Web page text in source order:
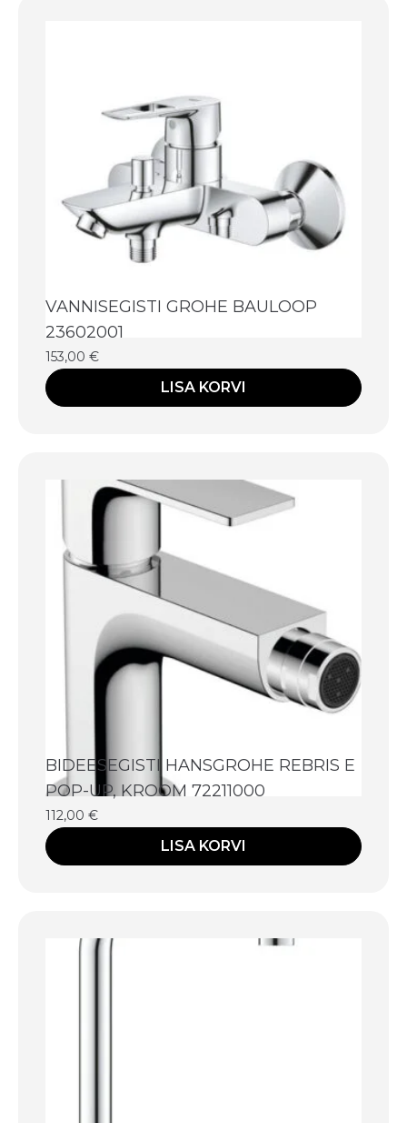
VANNISEGISTI GROHE BAULOOP
23602001
153,00 €
LISA KORVI
BIDEESEGISTI HANSGROHE REBRIS E
POP-UP, KROOM 72211000
112,00 €
LISA KORVI